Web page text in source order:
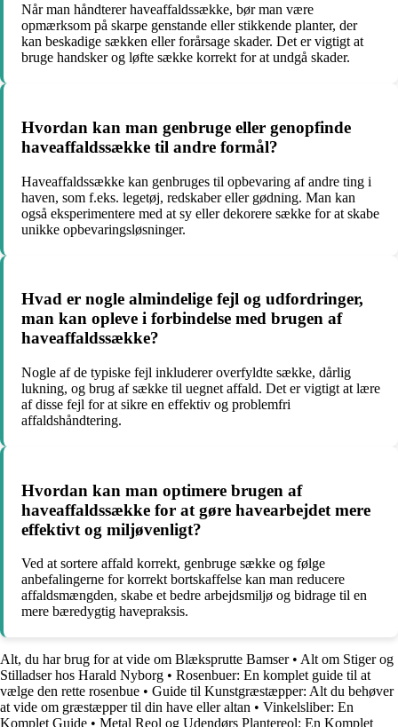
Når man håndterer haveaffaldssække, bør man være
opmærksom på skarpe genstande eller stikkende planter, der
kan beskadige sækken eller forårsage skader. Det er vigtigt at
bruge handsker og løfte sække korrekt for at undgå skader.
Hvordan kan man genbruge eller genopfinde
haveaffaldssække til andre formål?
Haveaffaldssække kan genbruges til opbevaring af andre ting i
haven, som f.eks. legetøj, redskaber eller gødning. Man kan
også eksperimentere med at sy eller dekorere sække for at skabe
unikke opbevaringsløsninger.
Hvad er nogle almindelige fejl og udfordringer,
man kan opleve i forbindelse med brugen af
haveaffaldssække?
Nogle af de typiske fejl inkluderer overfyldte sække, dårlig
lukning, og brug af sække til uegnet affald. Det er vigtigt at lære
af disse fejl for at sikre en effektiv og problemfri
affaldshåndtering.
Hvordan kan man optimere brugen af
haveaffaldssække for at gøre havearbejdet mere
effektivt og miljøvenligt?
Ved at sortere affald korrekt, genbruge sække og følge
anbefalingerne for korrekt bortskaffelse kan man reducere
affaldsmængden, skabe et bedre arbejdsmiljø og bidrage til en
mere bæredygtig havepraksis.
Alt, du har brug for at vide om Blæksprutte Bamser• Alt om Stiger og
Stilladser hos Harald Nyborg • Rosenbuer: En komplet guide til at
vælge den rette rosenbue • Guide til Kunstgræstæpper: Alt du behøver
at vide om græstæpper til din have eller altan • Vinkelsliber: En
Komplet Guide • Metal Reol og Udendørs Plantereol: En Komplet